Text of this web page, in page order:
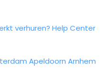
verhuren? Help Center
Apeldoorn Arnhem